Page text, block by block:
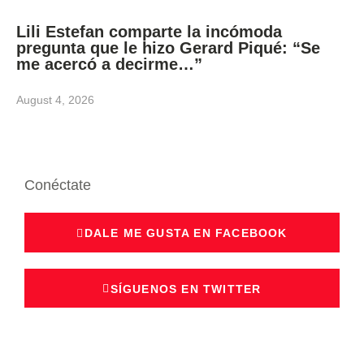
Lili Estefan comparte la incómoda
pregunta que le hizo Gerard Piqué: “Se
me acercó a decirme…”
August 4, 2026
Conéctate
DALE ME GUSTA EN FACEBOOK
SÍGUENOS EN TWITTER